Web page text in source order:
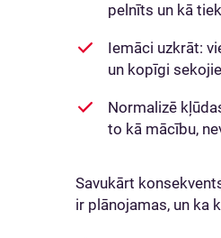
pelnīts un kā
Iemāci uzkrāt:
un kopīgi
Normalizē
to kā mācību,
Savukārt
ir plānojamas, un ka